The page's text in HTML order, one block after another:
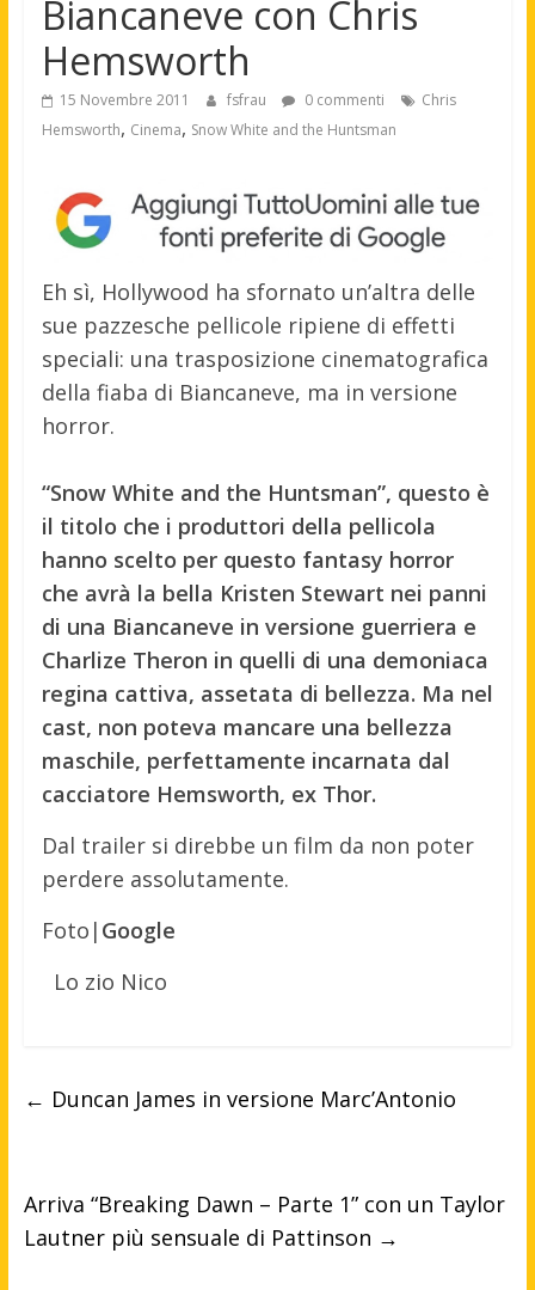
Biancaneve con Chris
Hemsworth
15 Novembre 2011 fsfrau 0 commenti
Chris
Hemsworth, Cinema, Snow White and the Huntsman
Eh sì, Hollywood ha sfornato un’altra delle
sue pazzesche pellicole ripiene di effetti
speciali: una trasposizione cinematografica
della fiaba di Biancaneve, ma in versione
horror.
“Snow White and the Huntsman”, questo è
il titolo che i produttori della pellicola
hanno scelto per questo fantasy horror
che avrà la bella Kristen Stewart nei panni
di una Biancaneve in versione guerriera e
Charlize Theron in quelli di una demoniaca
regina cattiva, assetata di bellezza. Ma nel
cast, non poteva mancare una bellezza
maschile, perfettamente incarnata dal
cacciatore Hemsworth, ex Thor.
Dal trailer si direbbe un film da non poter
perdere assolutamente.
Foto| Google
Lo zio Nico
← Duncan James in versione Marc’Antonio
Arriva “Breaking Dawn – Parte 1” con un Taylor
Lautner più sensuale di Pattinson →